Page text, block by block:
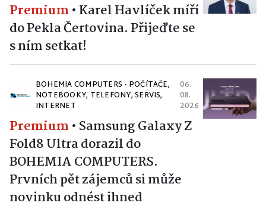
Premium • Karel Havlíček míří
do Pekla Čertovina. Přijeďte se
s ním setkat!
BOHEMIA COMPUTERS - POČÍTAČE,
NOTEBOOKY, TELEFONY, SERVIS,
INTERNET
06.
08.
2026
Premium • Samsung Galaxy Z
Fold8 Ultra dorazil do
BOHEMIA COMPUTERS.
Prvních pět zájemců si může
novinku odnést ihned